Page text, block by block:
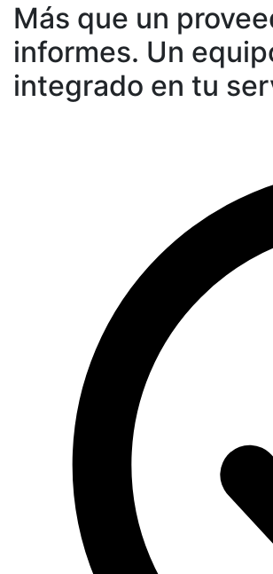
Más que un
informes. Un
integrado en tu